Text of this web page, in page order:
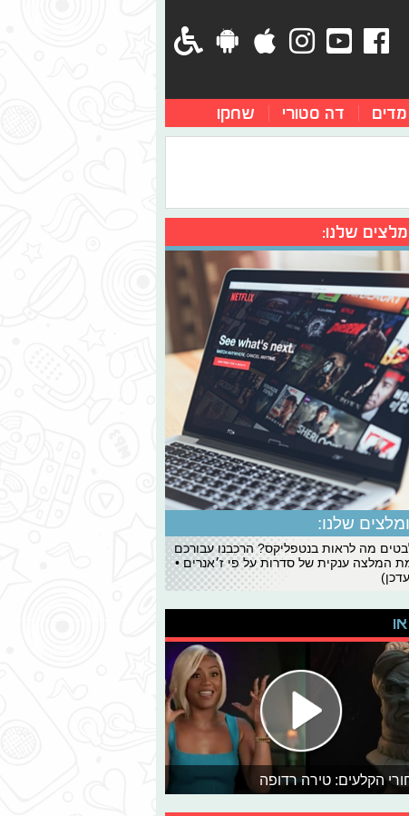
דה סטורי שחקו
שלנו:
שלנו:
מה לראות בנטפליקס? הרכבנו עבורכם
המלצה ענקית של סדרות על פי ז׳אנרים •
הקלעים: טירה רדופה